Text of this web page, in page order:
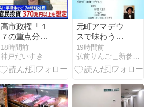
高市政権「１
７の重点分
野」
18時間前
神戸だいすき
元町アマデウ
スで味わう、
家族の音楽時
間
19時間前